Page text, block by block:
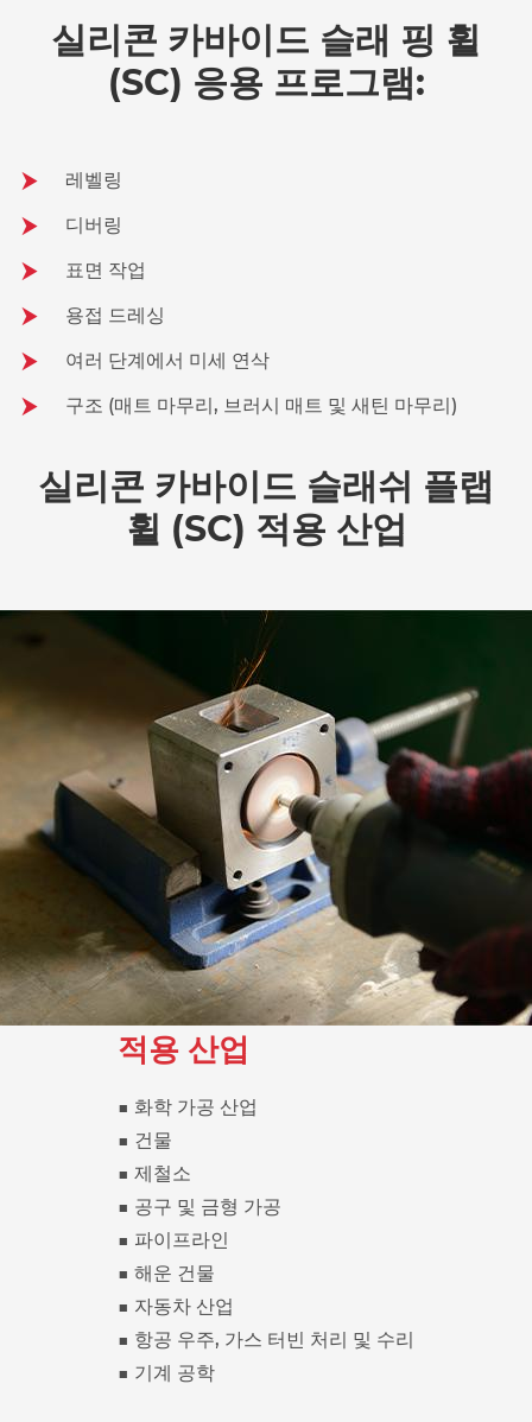
실리콘 카바이드 슬래 핑 휠
(SC) 응용 프로그램:
레벨링
디버링
표면 작업
용접 드레싱
여러 단계에서 미세 연삭
구조 (매트 마무리, 브러시 매트 및 새틴 마무리)
실리콘 카바이드 슬래쉬 플랩
휠 (SC) 적용 산업
적용 산업
■ 화학 가공 산업
■ 건물
■ 제철소
■ 공구 및 금형 가공
■ 파이프라인
■ 해운 건물
■ 자동차 산업
■ 항공 우주, 가스 터빈 처리 및 수리
■ 기계 공학